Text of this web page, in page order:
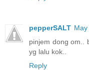
pepperSALT
pinjem dong om..
yg lalu kok..
Reply